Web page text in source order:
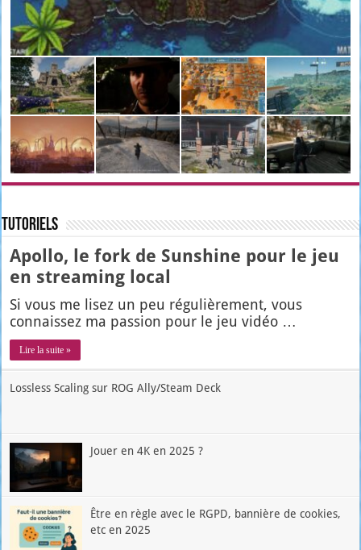
Tutoriels
Apollo, le fork de Sunshine pour le jeu
en streaming local
Si vous me lisez un peu régu­liè­re­ment, vous
connais­sez ma pas­sion pour le jeu vidéo …
Lire la suite »
Lossless Scaling sur ROG Ally/Steam Deck
Jouer en 4K en 2025 ?
Être en règle avec le RGPD, bannière de cookies,
etc en 2025